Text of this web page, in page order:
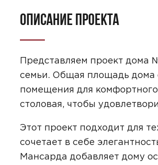
ОПИСАНИЕ ПРОЕКТА
Представляем проект дома
семьи. Общая площадь дома
помещения для
столовая, чтобы
Этот проект подходит для
сочетает в себе
Мансарда добавляет дому